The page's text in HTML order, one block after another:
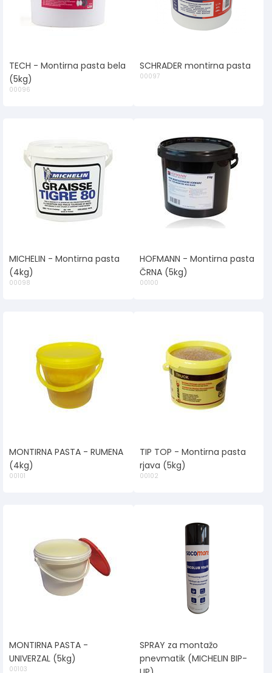
TECH - Montirna pasta bela
(5kg)
00096
SCHRADER montirna pasta
00097
MICHELIN - Montirna pasta
(4kg)
00098
HOFMANN - Montirna pasta
ČRNA (5kg)
00100
MONTIRNA PASTA - RUMENA
(4kg)
00101
TIP TOP - Montirna pasta
rjava (5kg)
00102
MONTIRNA PASTA -
UNIVERZAL (5kg)
00103
SPRAY za montažo
pnevmatik (MICHELIN BIP-